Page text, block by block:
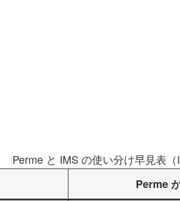
Perme と IMS の使い分け早見表（
Perme